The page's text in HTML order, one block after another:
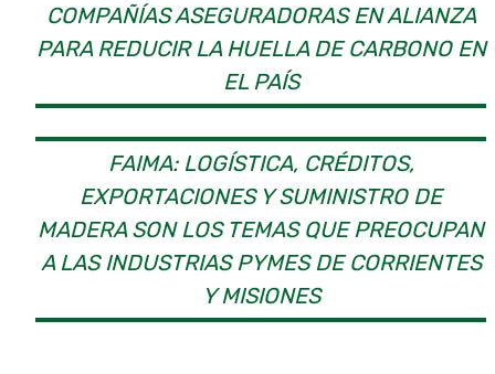
COMPAÑÍAS ASEGURADORAS EN ALIANZA
PARA REDUCIR LA HUELLA DE CARBONO EN
EL PAÍS
FAIMA: LOGÍSTICA, CRÉDITOS,
EXPORTACIONES Y SUMINISTRO DE
MADERA SON LOS TEMAS QUE PREOCUPAN
A LAS INDUSTRIAS PYMES DE CORRIENTES
Y MISIONES